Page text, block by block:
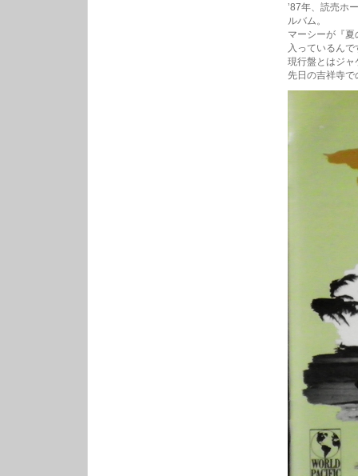
’87年、読売ホ
ルバム。
マーシーが『
入っているんで
現行盤とはジャ
先日の吉祥寺